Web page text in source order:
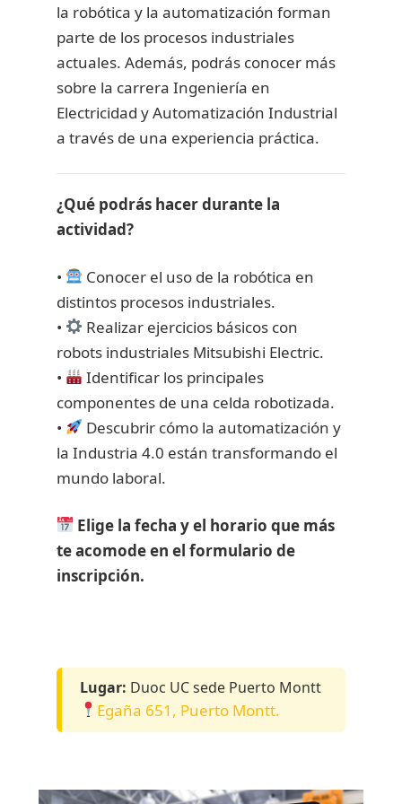
la robótica y la automatización forman
parte de los procesos industriales
actuales. Además, podrás conocer más
sobre la carrera Ingeniería en
Electricidad y Automatización Industrial
a través de una experiencia práctica.
¿Qué podrás hacer durante la
actividad?
•
Conocer el uso de la robótica en
distintos procesos industriales.
•
Realizar ejercicios básicos con
robots industriales Mitsubishi Electric.
•
Identificar los principales
componentes de una celda robotizada.
•
Descubrir cómo la automatización y
la Industria 4.0 están transformando el
mundo laboral.
Elige la fecha y el horario que más
te acomode en el formulario de
inscripción.
Lugar: Duoc UC sede Puerto Montt
Egaña 651, Puerto Montt.